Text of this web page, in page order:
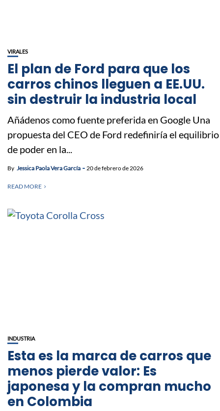
VIRALES
El plan de Ford para que los
carros chinos lleguen a EE.UU.
sin destruir la industria local
Añádenos como fuente preferida en Google Una
propuesta del CEO de Ford redefiniría el equilibrio
de poder en la...
By Jessica Paola Vera García 20 de febrero de 2026
READ MORE
INDUSTRIA
Esta es la marca de carros que
menos pierde valor: Es
japonesa y la compran mucho
en Colombia